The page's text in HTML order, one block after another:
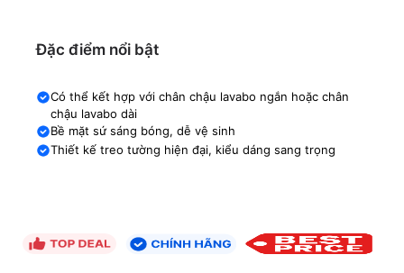
Đặc điểm nổi bật
Có thể kết hợp với chân chậu lavabo ngắn hoặc chân
chậu lavabo dài
Bề mặt sứ sáng bóng, dễ vệ sinh
Thiết kế treo tường hiện đại, kiểu dáng sang trọng